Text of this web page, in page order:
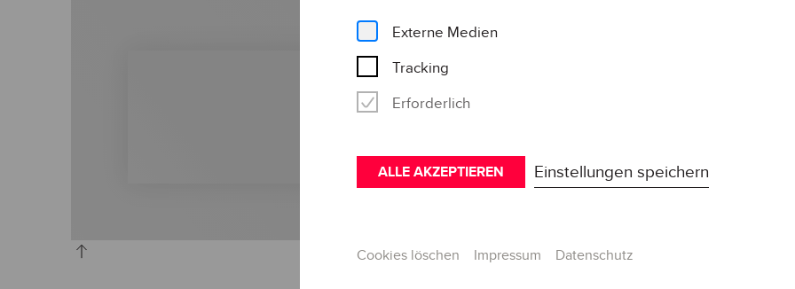
Externe Medien
Tracking
Erforderlich
ALLE AKZEPTIEREN Einstellungen speichern
Cookies löschen Impressum Datenschutz